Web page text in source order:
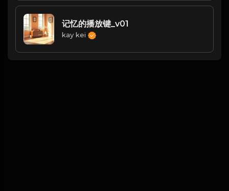
记忆的播放键_v01
kay kei